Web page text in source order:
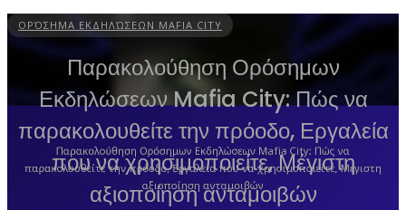
ΟΡΌΣΗΜΑ ΕΚΔΗΛΏΣΕΩΝ MAFIA CITY
Παρακολούθηση Ορόσημων
Εκδηλώσεων Mafia City: Πώς να
παρακολουθείτε την πρόοδο, Εργαλεία
που να χρησιμοποιείτε, Μέγιστη
αξιοποίηση ανταμοιβών